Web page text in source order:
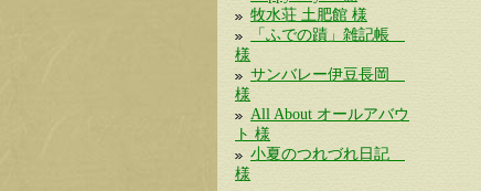
牧水荘 土肥館 様
「ふでの蹟」雑記帳
様
サンバレー伊豆長岡
様
All About オールアバウ
ト 様
小夏のつれづれ日記
様